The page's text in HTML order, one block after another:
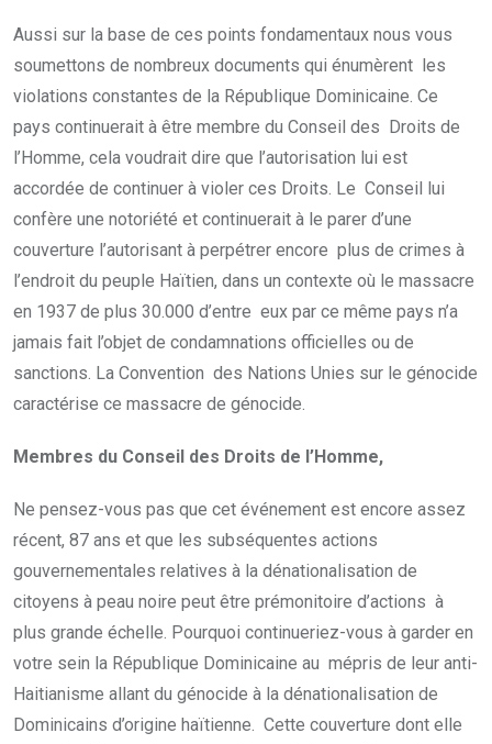
Aussi sur la base de ces points fondamentaux nous vous
soumettons de nombreux documents qui énumèrent les
violations constantes de la République Dominicaine. Ce
pays continuerait à être membre du Conseil des Droits de
l’Homme, cela voudrait dire que l’autorisation lui est
accordée de continuer à violer ces Droits. Le Conseil lui
confère une notoriété et continuerait à le parer d’une
couverture l’autorisant à perpétrer encore plus de crimes à
l’endroit du peuple Haïtien, dans un contexte où le massacre
en 1937 de plus 30.000 d’entre eux par ce même pays n’a
jamais fait l’objet de condamnations officielles ou de
sanctions. La Convention des Nations Unies sur le génocide
caractérise ce massacre de génocide.
Membres du Conseil des Droits de l’Homme,
Ne pensez-vous pas que cet événement est encore assez
récent, 87 ans et que les subséquentes actions
gouvernementales relatives à la dénationalisation de
citoyens à peau noire peut être prémonitoire d’actions à
plus grande échelle. Pourquoi continueriez-vous à garder en
votre sein la République Dominicaine au mépris de leur anti-
Haitianisme allant du génocide à la dénationalisation de
Dominicains d’origine haïtienne. Cette couverture dont elle